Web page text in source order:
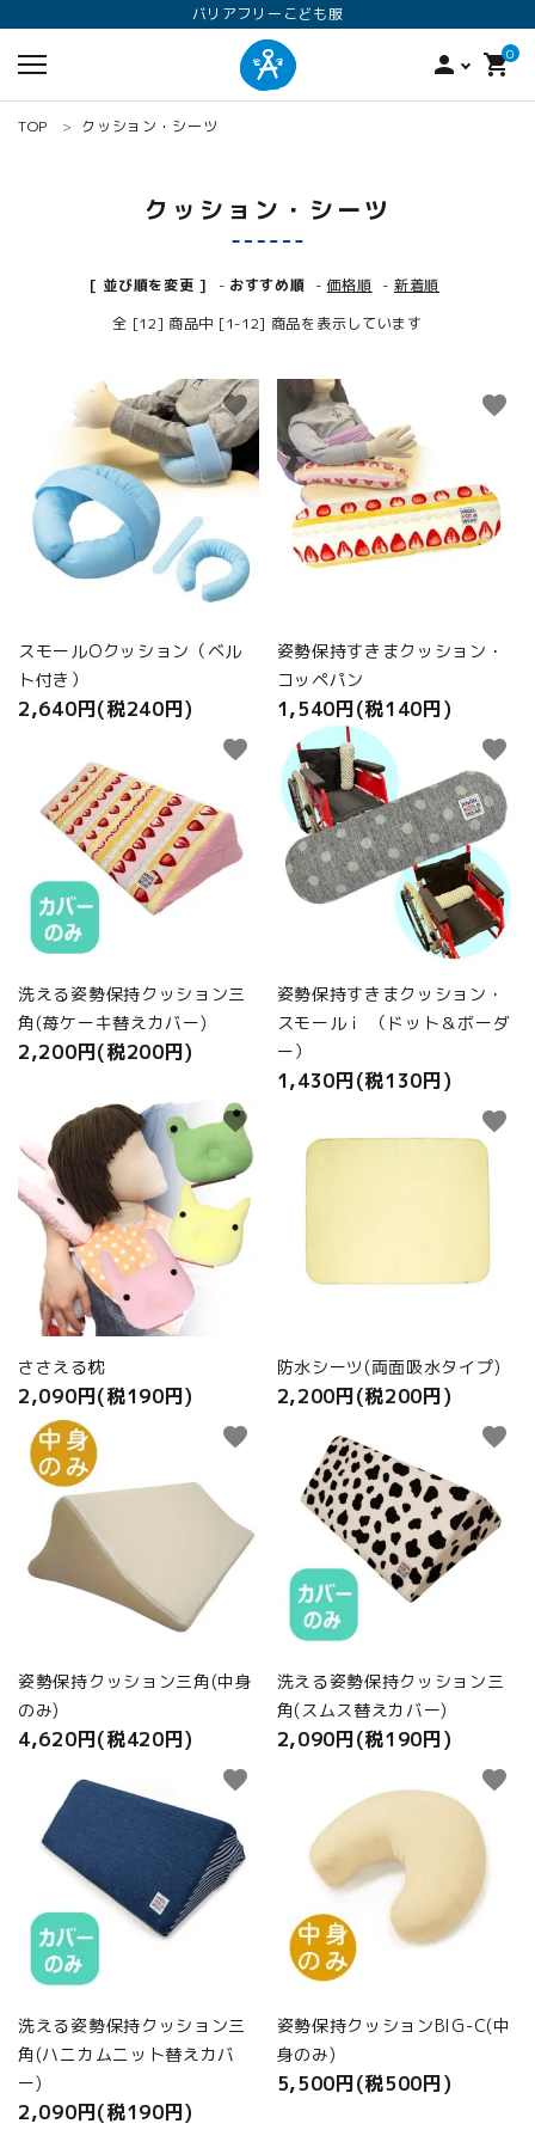
バリアフリーこども服
person 0
shopping_cart
ロンパース オプション加工 160
ANGEL KIDS WEARのこだわり
商品カテゴリから選ぶ
meeting_room ログイン 新規会員登録
TOP クッション・シーツ
クッション・シーツ
[ 並び順を変更 ] - おすすめ順 -価格順 - 新着順
全 [12] 商品中 [1-12] 商品を表示しています
スモールOクッション（ベル
ト付き）
2,640円(税240円)
favorite
姿勢保持すきまクッション・
コッペパン
1,540円(税140円)
favorite
洗える姿勢保持クッション三
角(苺ケーキ替えカバー)
2,200円(税200円)
favorite
姿勢保持すきまクッション・
スモールｉ （ドット＆ボーダ
ー）
1,430円(税130円)
favorite
ささえる枕
2,090円(税190円)
favorite
防水シーツ(両面吸水タイプ)
2,200円(税200円)
favorite
姿勢保持クッション三角(中身
のみ)
4,620円(税420円)
favorite
洗える姿勢保持クッション三
角(スムス替えカバー)
2,090円(税190円)
favorite
洗える姿勢保持クッション三
角(ハニカムニット替えカバ
ー)
2,090円(税190円)
favorite
姿勢保持クッションBIG-C(中
身のみ)
5,500円(税500円)
favorite